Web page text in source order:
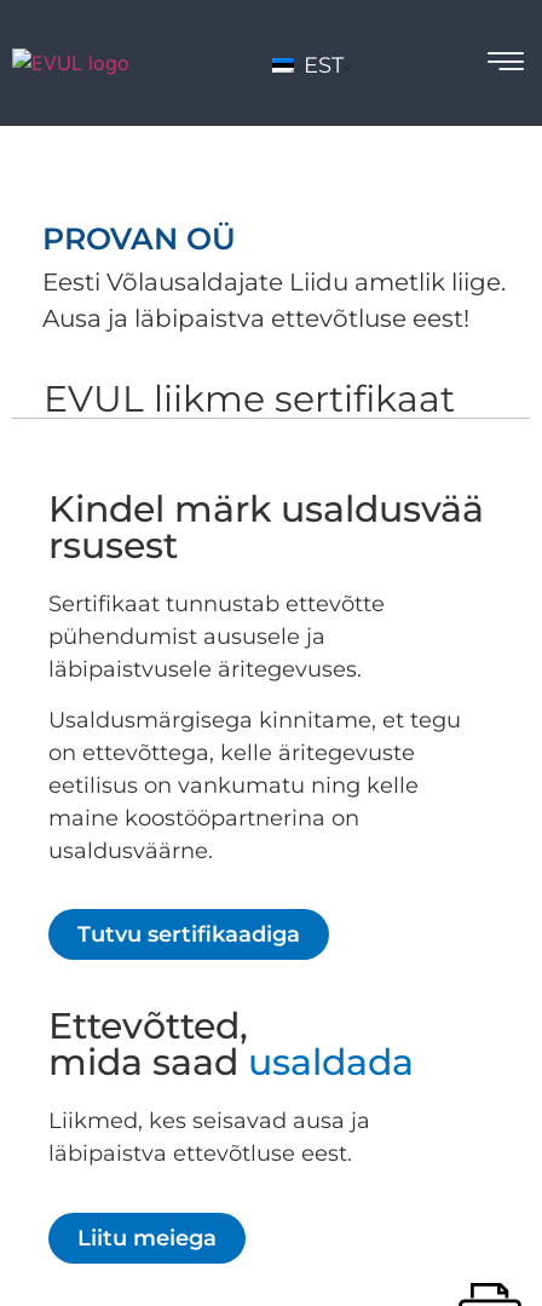
EST
PROVAN OÜ
Eesti Võlausaldajate Liidu ametlik liige.
Ausa ja läbipaistva ettevõtluse eest!
EVUL liikme sertifikaat
Kindel märk usaldusvää
rsusest
Sertifikaat tunnustab ettevõtte
pühendumist aususele ja
läbipaistvusele äritegevuses.
Usaldusmärgisega kinnitame, et tegu
on ettevõttega, kelle äritegevuste
eetilisus on vankumatu ning kelle
maine koostööpartnerina on
usaldusväärne.
Tutvu sertifikaadiga
Ettevõtted,
mida saad usaldada
Liikmed, kes seisavad ausa ja
läbipaistva ettevõtluse eest.
Liitu meiega